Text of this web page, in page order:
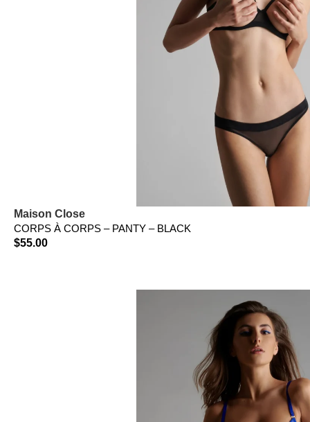
Maison Close
CORPS À CORPS – PANTY – BLACK
$55.00